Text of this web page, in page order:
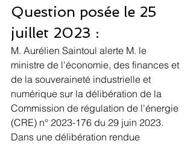
Question posée le 25
juillet 2023 :
M. Aurélien Saintoul alerte M. le
ministre de l'économie, des finances et
de la souveraineté industrielle et
numérique sur la délibération de la
Commission de régulation de l'énergie
(CRE) n° 2023-176 du 29 juin 2023.
Dans une délibération rendue